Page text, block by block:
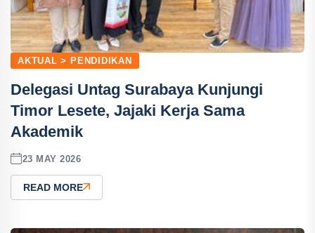
AKTUAL > PENDIDIKAN
Delegasi Untag Surabaya Kunjungi
Timor Lesete, Jajaki Kerja Sama
Akademik
23 MAY 2026
READ MORE